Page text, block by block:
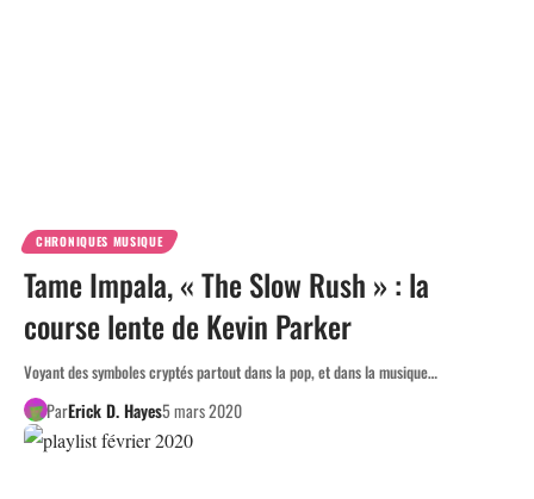
CHRONIQUES MUSIQUE
Tame Impala, « The Slow Rush » : la
course lente de Kevin Parker
Voyant des symboles cryptés partout dans la pop, et dans la musique…
ParErick D. Hayes5 mars 2020